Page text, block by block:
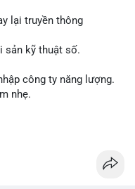
lại truyền thông
sản kỹ thuật số.
công ty năng lượng.
nhẹ.